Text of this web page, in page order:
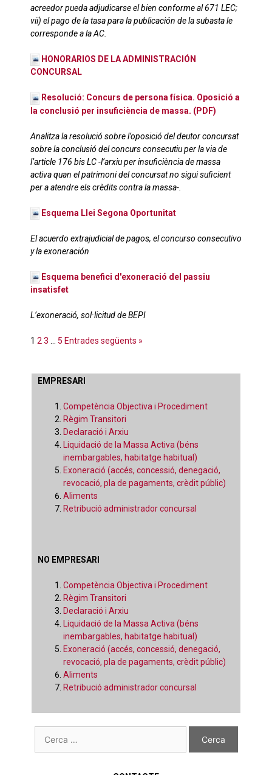
acreedor pueda adjudicarse el bien conforme al 671 LEC;
vii) el pago de la tasa para la publicación de la subasta le
corresponde a la AC.
HONORARIOS DE LA ADMINISTRACIÓN
CONCURSAL
Resolució: Concurs de persona física. Oposició a
la conclusió per insuficiència de massa. (PDF)
Analitza la resolució sobre l’oposició del deutor concursat
sobre la conclusió del concurs consecutiu per la via de
l’article 176 bis LC -l’arxiu per insuficiència de massa
activa quan el patrimoni del concursat no sigui suficient
per a atendre els crèdits contra la massa-.
Esquema Llei Segona Oportunitat
El acuerdo extrajudicial de pagos, el concurso consecutivo
y la exoneración
Esquema benefici d'exoneració del passiu
insatisfet
L’exoneració, sol·licitud de BEPI
1 23 … 5 Entrades següents »
EMPRESARI
Competència Objectiva i Procediment
Règim Transitori
Declaració i Arxiu
Liquidació de la Massa Activa (béns
inembargables, habitatge habitual)
Exoneració (accés, concessió, denegació,
revocació, pla de pagaments, crèdit públic)
Aliments
Retribució administrador concursal
NO EMPRESARI
Competència Objectiva i Procediment
Règim Transitori
Declaració i Arxiu
Liquidació de la Massa Activa (béns
inembargables, habitatge habitual)
Exoneració (accés, concessió, denegació,
revocació, pla de pagaments, crèdit públic)
Aliments
Retribució administrador concursal